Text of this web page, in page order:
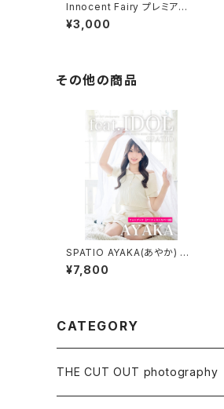
Innocent Fairy プレミアムフ
ォトグッズパック
¥3,000
その他の商品
SPATIO AYAKA(あやか) ス
ペシャルフォトブック
¥7,800
CATEGORY
THE CUT OUT photography